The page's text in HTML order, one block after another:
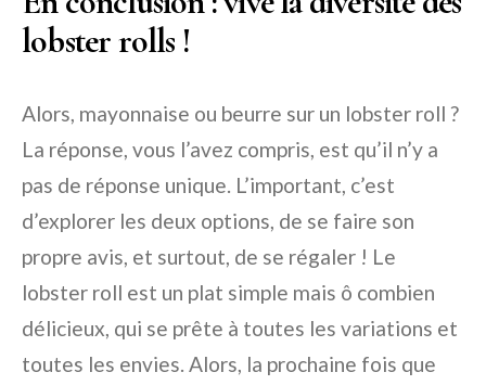
lobster rolls !
Alors, mayonnaise ou beurre sur un lobster roll ?
La réponse, vous l’avez compris, est qu’il n’y a
pas de réponse unique. L’important, c’est
d’explorer les deux options, de se faire son
propre avis, et surtout, de se régaler ! Le
lobster roll est un plat simple mais ô combien
délicieux, qui se prête à toutes les variations et
toutes les envies. Alors, la prochaine fois que